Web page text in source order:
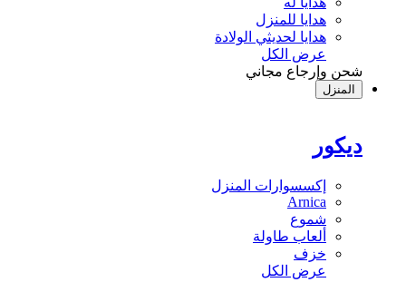
هدايا للمنزل
هدايا لحديثي الولادة
عرض الكل
شحن وإرجاع مجاني
المنزل
ديكور
إكسسوارات المنزل
Arnica
شموع
ألعاب طاولة
خزف
عرض الكل